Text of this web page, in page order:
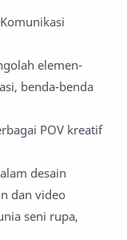
elemen-
benda-benda
POV kreatif
desain
dan video
seni rupa,